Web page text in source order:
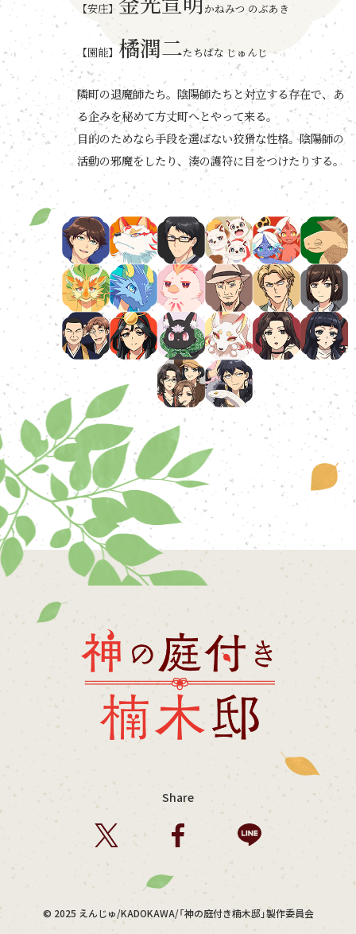
書籍情報
【安庄】 かねみつ のぶあき
【園能】 橘潤二たちばな じゅんじ
隣町の退魔師たち。陰陽師たちと対立する存在で、あ
る企みを秘めて方丈町へとやって来る。
目的のためなら手段を選ばない狡猾な性格。陰陽師の
活動の邪魔をしたり、湊の護符に目をつけたりする。
Share
© 2025 えんじゅ/KADOKAWA/「神の庭付き楠木邸」製作委員会